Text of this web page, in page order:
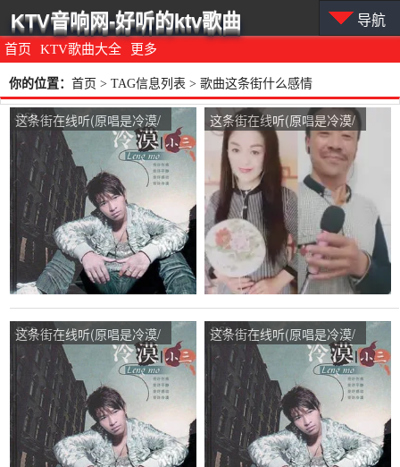
首页 KTV歌曲大全 更多
KTV音响网-好听的ktv歌曲 导航
你的位置： 首页 > TAG信息列表 > 歌曲这条街什么感情
这条街在线听(原唱是冷漠/
云菲菲)，心荷听雨演唱点
播:339次
这条街在线听(原唱是冷漠/
云菲菲)，♧梅花三弄♡无
盐爱徒♡演唱点播:229次
这条街在线听(原唱是冷漠/
云菲菲)，夕阳演唱点
播:137次
这条街在线听(原唱是冷漠/
云菲菲)，艾华只为你演唱
点播:144次